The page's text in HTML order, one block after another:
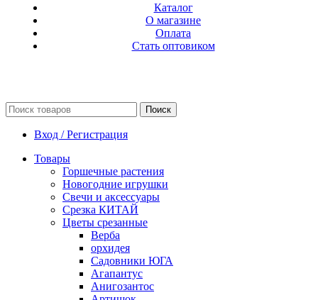
Каталог
О магазине
Оплата
Стать оптовиком
Поиск
Вход / Регистрация
Товары
Горшечные растения
Новогодние игрушки
Свечи и аксессуары
Срезка КИТАЙ
Цветы срезанные
Верба
орхидея
Садовники ЮГА
Агапантус
Анигозантос